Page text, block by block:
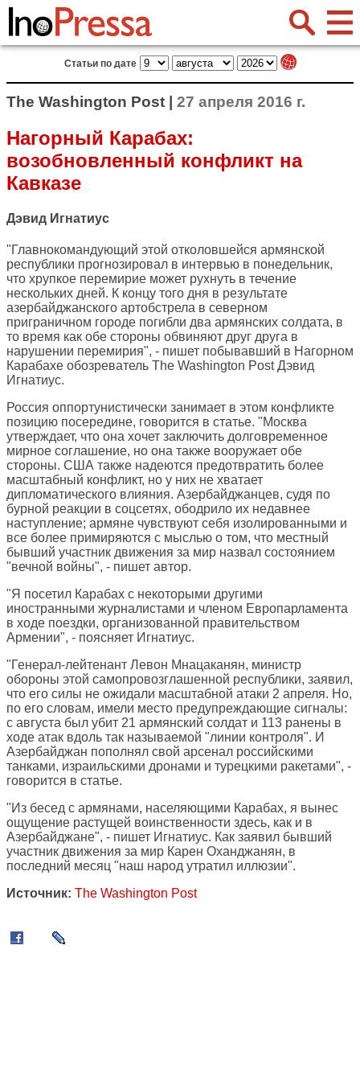
Статьи по дате
The Washington Post | 27 апреля 2016 г.
Нагорный Карабах:
возобновленный конфликт на
Кавказе
Дэвид Игнатиус
"Главнокомандующий этой отколовшейся армянской
республики прогнозировал в интервью в понедельник,
что хрупкое перемирие может рухнуть в течение
нескольких дней. К концу того дня в результате
азербайджанского артобстрела в северном
приграничном городе погибли два армянских солдата, в
то время как обе стороны обвиняют друг друга в
нарушении перемирия", - пишет побывавший в Нагорном
Карабахе обозреватель The Washington PostДэвид
Игнатиус.
Россия оппортунистически занимает в этом конфликте
позицию посередине, говорится в статье. "Москва
утверждает, что она хочет заключить долговременное
мирное соглашение, но она также вооружает обе
стороны. США также надеются предотвратить более
масштабный конфликт, но у них не хватает
дипломатического влияния. Азербайджанцев, судя по
бурной реакции в соцсетях, ободрило их недавнее
наступление; армяне чувствуют себя изолированными и
все более примиряются с мыслью о том, что местный
бывший участник движения за мир назвал состоянием
"вечной войны", - пишет автор.
"Я посетил Карабах с некоторыми другими
иностранными журналистами и членом Европарламента
в ходе поездки, организованной правительством
Армении", - поясняет Игнатиус.
"Генерал-лейтенант Левон Мнацаканян, министр
обороны этой самопровозглашенной республики, заявил,
что его силы не ожидали масштабной атаки 2 апреля. Но,
по его словам, имели место предупреждающие сигналы:
с августа был убит 21 армянский солдат и 113 ранены в
ходе атак вдоль так называемой "линии контроля". И
Азербайджан пополнял свой арсенал российскими
танками, израильскими дронами и турецкими ракетами", -
говорится в статье.
"Из бесед с армянами, населяющими Карабах, я вынес
ощущение растущей воинственности здесь, как и в
Азербайджане", - пишет Игнатиус. Как заявил бывший
участник движения за мир Карен Оханджанян, в
последний месяц "наш народ утратил иллюзии".
Источник: The Washington Post